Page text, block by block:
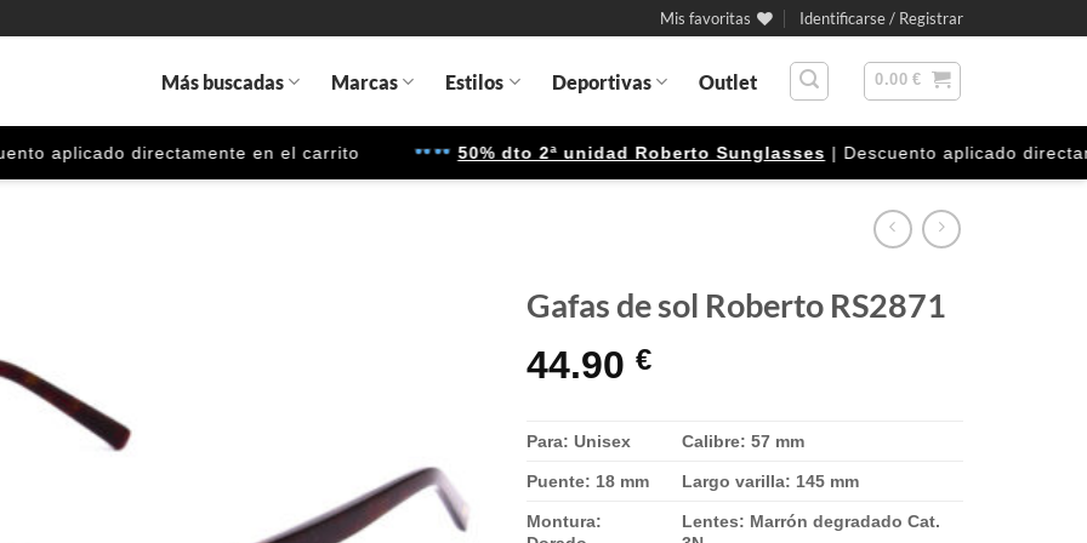
Mis favoritas Identificarse / Registrar
Más buscadas Marcas Estilos Deportivas Outlet 0.00€
aplicado directamente en el carrito 50% dto 2ª unidad Roberto Sunglasses | Descuento aplicado
Gafas de sol Roberto RS2871
44.90 €
Para: Unisex Calibre: 57 mm
Puente: 18 mm Largo varilla: 145 mm
Montura:
Lentes: Marrón degradado Cat.